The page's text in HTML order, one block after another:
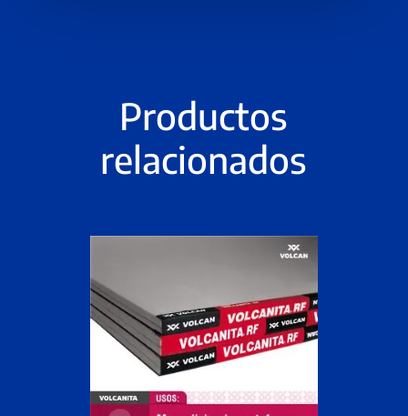
Productos
relacionados